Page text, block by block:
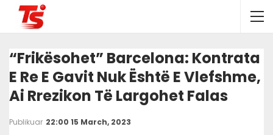
“Frikësohet” Barcelona: Kontrata
E Re E Gavit Nuk Është E Vlefshme,
Ai Rrezikon Të Largohet Falas
Publikuar 22:00 15 March, 2023